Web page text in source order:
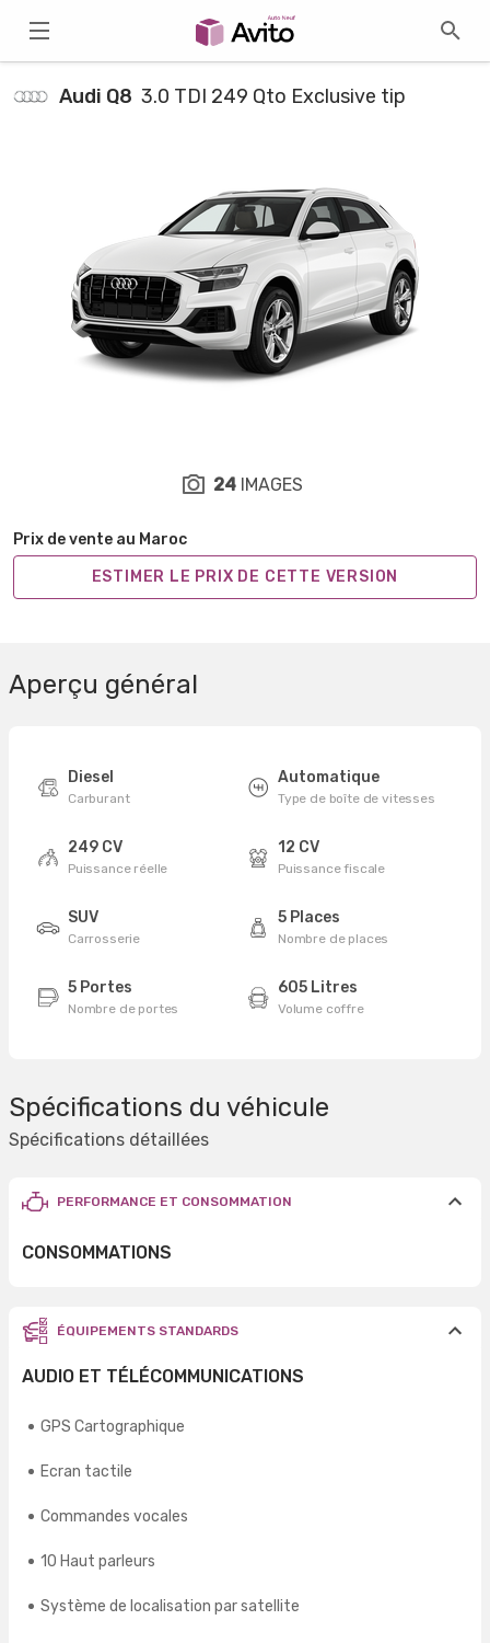
Audi Q8 3.0 TDI 249 Qto Exclusive tip
Prix de vente au Maroc
ESTIMER LE PRIX DE CETTE VERSION
24 IMAGES
Aperçu général
Diesel
Carburant
Automatique
Type de boîte de vitesses
249 CV
Puissance réelle
12 CV
Puissance fiscale
SUV
Carrosserie
5 Places
Nombre de places
5 Portes
Nombre de portes
605 Litres
Volume coffre
Spécifications du véhicule
Spécifications détaillées
PERFORMANCE ET CONSOMMATION
CONSOMMATIONS
ÉQUIPEMENTS STANDARDS
AUDIO ET TÉLÉCOMMUNICATIONS
GPS Cartographique
Ecran tactile
Commandes vocales
10 Haut parleurs
Système de localisation par satellite